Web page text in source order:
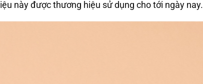
này được thương hiệu sử dụng cho tới ngày nay.